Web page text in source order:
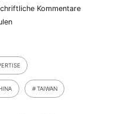
Kommentare
TAIWAN